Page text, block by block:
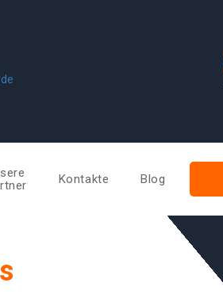
Kontakte Blog